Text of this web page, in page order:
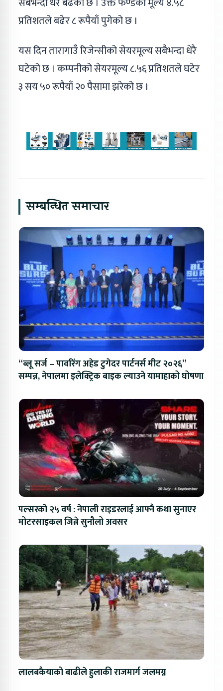
प्रतिशतले बढेर ८ रूपैयाँ पुगेको छ ।
यस दिन तारागाउँ रिजेन्सीको सेयरमूल्य सबैभन्दा धेरै
घटेको छ । कम्पनीको सेयरमूल्य ८.५६ प्रतिशतले घटेर
३ सय ५० रूपैयाँ २० पैसामा झरेको छ ।
सम्बन्धित समाचार
“ब्लू सर्ज – पावरिंग अहेड टुगेदर पार्टनर्स मीट २०२६”
सम्पन्न, नेपालमा इलेक्ट्रिक बाइक ल्याउने यामाहाको घोषणा
पल्सरको २५ वर्ष : नेपाली राइडरलाई आफ्नै कथा सुनाएर
मोटरसाइकल जित्ने सुनौलो अवसर
लालबकैयाको बाढीले हुलाकी राजमार्ग जलमग्न